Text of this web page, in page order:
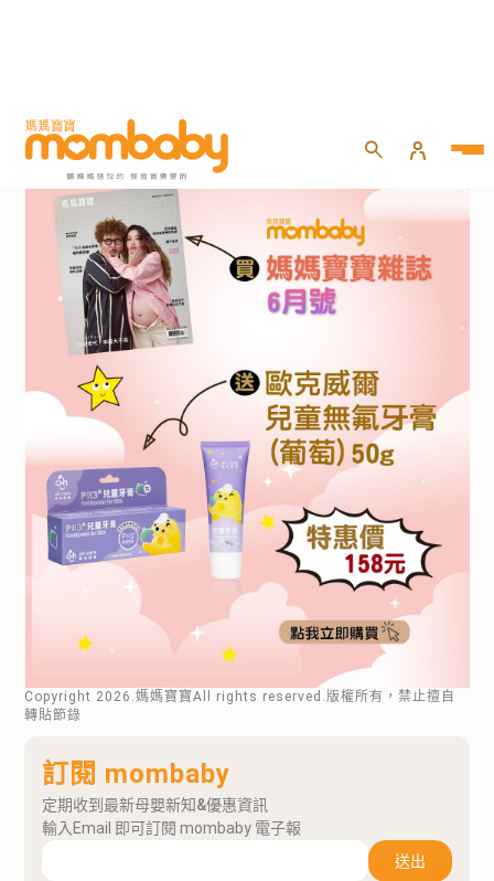
Copyright 2026 .媽媽寶寶All rights reserved.版權所有，禁止擅自
轉貼節錄
訂閱 mombaby
定期收到最新母嬰新知&優惠資訊
輸入Email 即可訂閱 mombaby 電子報
送出